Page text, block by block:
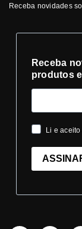
Receba novidades
Receba
produtos
Li e